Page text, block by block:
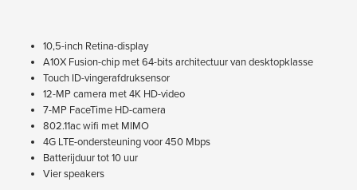
10,5-inch Retina-display
A10X Fusion-chip met 64-bits architectuur van desktopklasse
Touch ID-vingerafdruksensor
12-MP camera met 4K HD-video
7-MP FaceTime HD-camera
802.11ac wifi met MIMO
4G LTE-ondersteuning voor 450 Mbps
Batterijduur tot 10 uur
Vier speakers